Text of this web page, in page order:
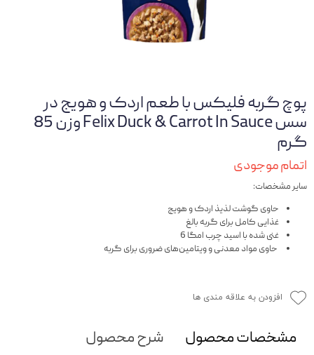
پوچ گربه فلیکس با طعم اردک و هویج در
سس Felix Duck & Carrot In Sauce وزن 85
گرم
اتمام موجودی
سایر مشخصات:
حاوی گوشت لذیذ اردک و هویج
غذایی کامل برای گربه بالغ
غنی شده با اسید چرب امگا 6
حاوی مواد معدنی و ویتامین‌های ضروری برای گربه
افزودن به علاقه مندی ها
مشخصات محصول
شرح محصول